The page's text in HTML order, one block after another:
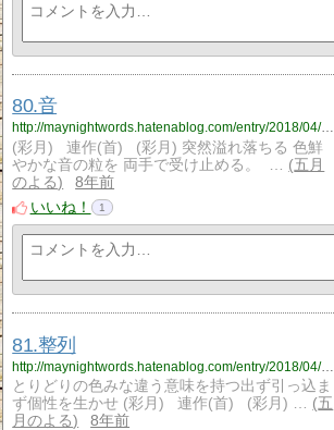
80.音
http://maynightwords.hatenablog.com/entry/2018/04/11/191711
(彩月) 連作(首) (彩月) 突然溢れ落ちる 色鮮
やかな音の粒を 両手で受け止める。 …
五月
のよる
8年前
いいね！
1
81.整列
http://maynightwords.hatenablog.com/entry/2018/04/12/211644
とりどりの色みな違う意味を持つ出ず引っ込ま
ず個性を生かせ (彩月) 連作(首) (彩月) …
五
月のよる
8年前